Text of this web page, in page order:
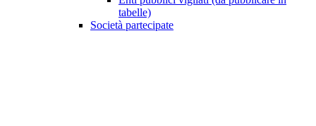
tabelle)
Società partecipate